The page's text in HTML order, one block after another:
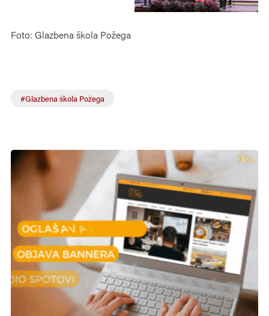
Foto: Glazbena škola Požega
#Glazbena škola Požega